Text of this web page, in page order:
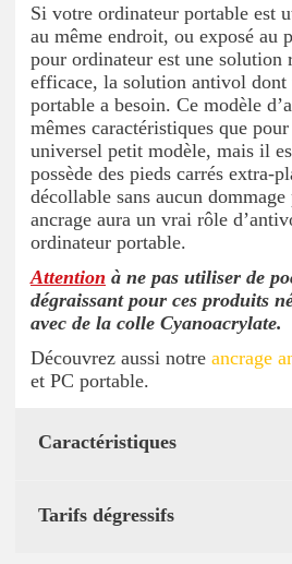
Si votre ordinateur portable est
au même endroit, ou exposé au
pour ordinateur est une solution
efficace, la solution antivol dont
portable a besoin. Ce modèle
mêmes caractéristiques que
universel petit modèle, mais il
possède des pieds carrés extra-
décollable sans aucun
ancrage aura un vrai rôle
ordinateur portable.
Attention à ne pas utiliser de
dégraissant pour ces produits
avec de la colle Cyanoacrylate.
Découvrez aussi notre ancrage
et PC portable.
Caractéristiques
Tarifs dégressifs